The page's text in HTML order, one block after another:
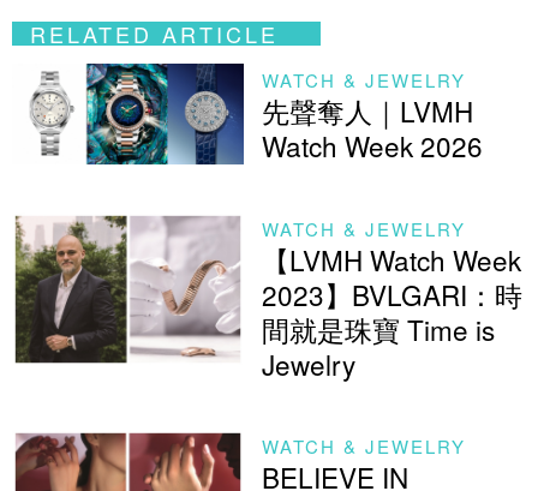
RELATED ARTICLE
WATCH & JEWELRY
先聲奪人｜LVMH
Watch Week 2026
WATCH & JEWELRY
【LVMH Watch Week
2023】BVLGARI：時
間就是珠寶 Time is
Jewelry
WATCH & JEWELRY
BELIEVE IN